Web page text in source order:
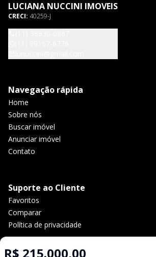
R$ 215.000,00
LUCIANA NUCCINI IMOVEIS
CRECI: 40259-J
Navegação rápida
Home
Sobre nós
Buscar imóvel
Anunciar imóvel
Contato
Suporte ao Cliente
Favoritos
Comparar
Política de privacidade